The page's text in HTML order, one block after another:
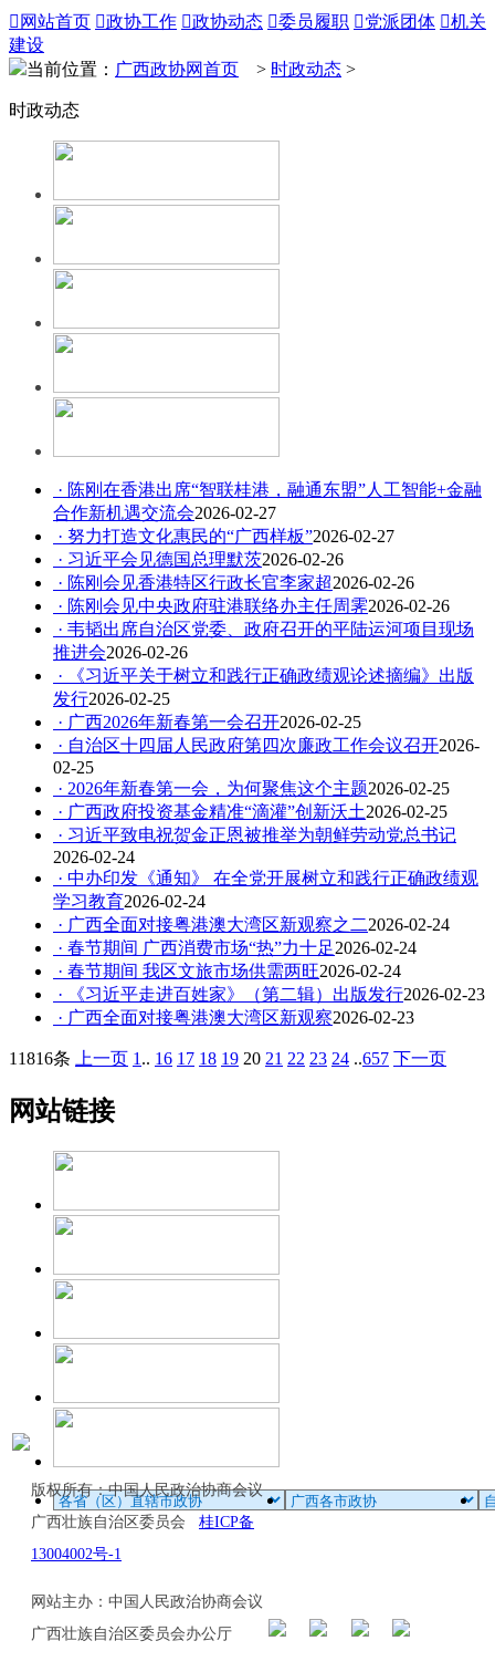
 网站首页 政协工作 政协动态 委员履职 党派团体 机关
建设
当前位置： 广西政协网首页 > 时政动态 >
时政动态
· 陈刚在香港出席“智联桂港，融通东盟”人工智能+金融
合作新机遇交流会2026-02-27
· 努力打造文化惠民的“广西样板”2026-02-27
· 习近平会见德国总理默茨2026-02-26
· 陈刚会见香港特区行政长官李家超2026-02-26
· 陈刚会见中央政府驻港联络办主任周霁2026-02-26
· 韦韬出席自治区党委、政府召开的平陆运河项目现场
推进会2026-02-26
· 《习近平关于树立和践行正确政绩观论述摘编》出版
发行2026-02-25
· 广西2026年新春第一会召开2026-02-25
· 自治区十四届人民政府第四次廉政工作会议召开2026-
02-25
· 2026年新春第一会，为何聚焦这个主题2026-02-25
· 广西政府投资基金精准“滴灌”创新沃土2026-02-25
· 习近平致电祝贺金正恩被推举为朝鲜劳动党总书记
2026-02-24
· 中办印发《通知》 在全党开展树立和践行正确政绩观
学习教育2026-02-24
· 广西全面对接粤港澳大湾区新观察之二2026-02-24
· 春节期间 广西消费市场“热”力十足2026-02-24
· 春节期间 我区文旅市场供需两旺2026-02-24
· 《习近平走进百姓家》（第二辑）出版发行2026-02-23
· 广西全面对接粤港澳大湾区新观察2026-02-23
11816条 上一页 1 .. 16 17 18 19 20 21 22 23 24 ..657 下一页
网站链接
版权所有：中国人民政治协商会议
广西壮族自治区委员会 桂ICP备
13004002号-1
网站主办：中国人民政治协商会议
广西壮族自治区委员会办公厅